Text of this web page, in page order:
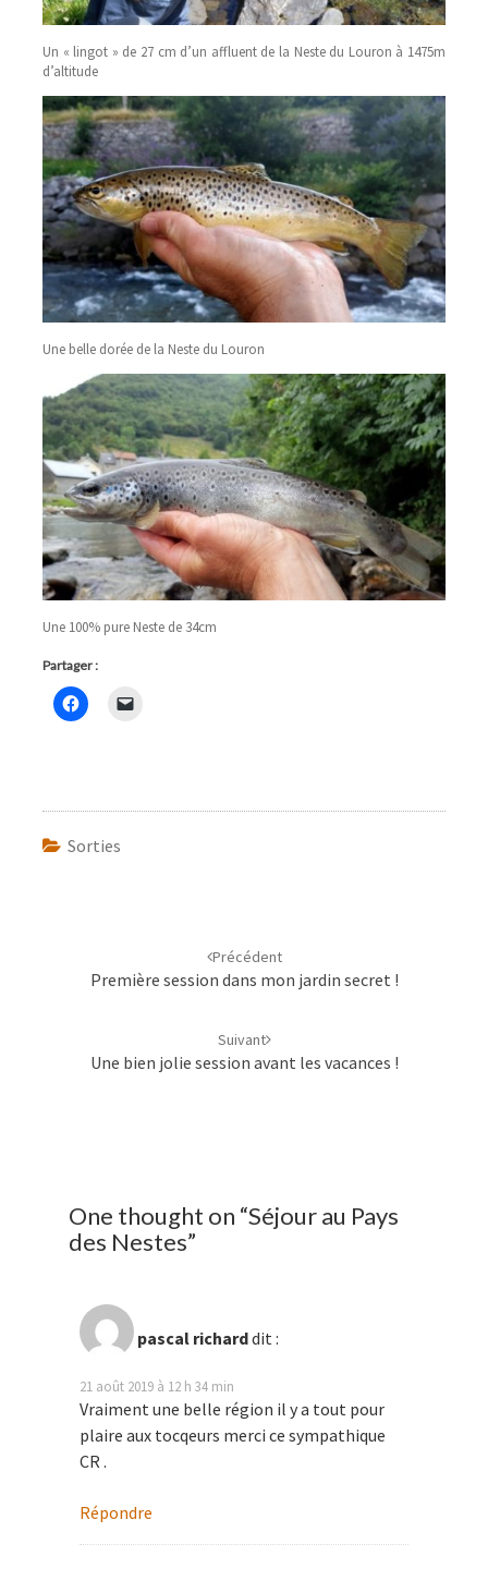
Un « lingot » de 27 cm d’un affluent de la Neste du Louron à 1475m
d’altitude
Une belle dorée de la Neste du Louron
Une 100% pure Neste de 34cm
Partager :
Sorties
Précédent
Première session dans mon jardin secret !
Suivant
Une bien jolie session avant les vacances !
One thought on “Séjour au Pays
des Nestes”
pascal richarddit :
21 août 2019 à 12 h 34 min
Vraiment une belle région il y a tout pour
plaire aux tocqeurs merci ce sympathique
CR .
Répondre